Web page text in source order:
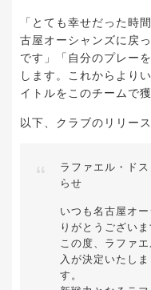
「とても幸せだった時
古屋オーシャンズに戻
です」「自分のプレー
します。これからより
イトルをこのチームで
以下、クラブのリリース
ラファエル・ド
らせ
いつも名古屋オ
りがとうございま
この度、ラファ
入が決定いたし
す。